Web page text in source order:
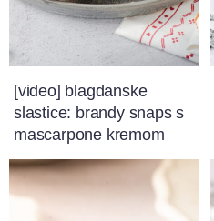
[video] blagdanske
slastice: brandy snaps s
mascarpone kremom